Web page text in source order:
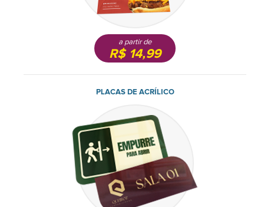
a partir de
R$ 14,99
PLACAS DE ACRÍLICO